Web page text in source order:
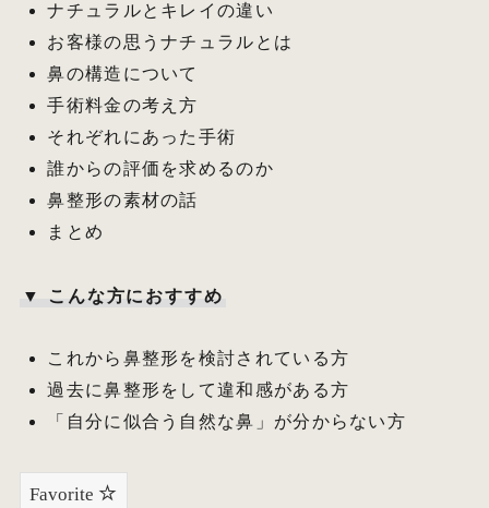
ナチュラルとキレイの違い
お客様の思うナチュラルとは
鼻の構造について
手術料金の考え方
それぞれにあった手術
誰からの評価を求めるのか
鼻整形の素材の話
まとめ
▼ こんな方におすすめ
これから鼻整形を検討されている方
過去に鼻整形をして違和感がある方
「自分に似合う自然な鼻」が分からない方
Favorite